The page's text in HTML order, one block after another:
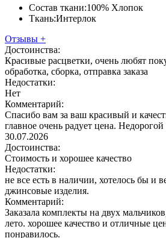
Состав ткани:100% Хлопок
Ткань:Интерлок
Отзывы +
Достоинства:
Красивые расцветки, очень любят
обработка, сборка, отправка заказа
Недостатки:
Нет
Комментарий:
Спасибо вам за ваш красивый и
главное очень радует цена.
30.07.2026
Достоинства:
Стоимость и хорошее качество
Недостатки:
не все есть в наличии, хотелось бы и
джинсовые изделия.
Комментарий:
Заказала комплекты на двух
лето. хорошее качество и отличные
понравилось.